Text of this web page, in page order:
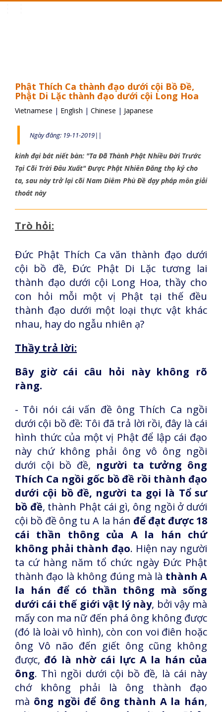
Phật Thích Ca thành đạo dưới cội Bồ Đề,
Phật Di Lặc thành đạo dưới cội Long Hoa
Vietnamese | English | Chinese | Japanese
Ngày đăng: 19-11-2019||
kinh đại bát niết bàn: "Ta Đã Thành Phật Nhiều Đời Trước
Tại Cõi Trời Đâu Xuất" Được Phật Nhiên Đăng thọ ký cho
ta, sau này trở lại cõi Nam Diêm Phù Đề dạy pháp môn giải
thoát này
Trò hỏi:
Đức Phật Thích Ca văn thành đạo dưới
cội bồ đề, Đức Phật Di Lặc tương lai
thành đạo dưới cội Long Hoa, thầy cho
con hỏi mỗi một vị Phật tại thế đều
thành đạo dưới một loại thực vật khác
nhau, hay do ngẫu nhiên ạ?
Thầy trả lời:
Bây giờ cái câu hỏi này không rõ
ràng.
- Tôi nói cái vấn đề ông Thích Ca ngồi
dưới cội bồ đề: Tôi đã trả lời rồi, đây là cái
hình thức của một vị Phật để lập cái đạo
này chứ không phải ông vô ông ngồi
dưới cội bồ đề, người ta tưởng ông
Thích Ca ngồi gốc bồ đề rồi thành đạo
dưới cội bồ đề, người ta gọi là Tổ sư
bồ đề, thành Phật cái gì, ông ngồi ở dưới
cội bồ đề ông tu A la hán để đạt được 18
cái thần thông của A la hán chứ
không phải thành đạo. Hiện nay người
ta cứ hàng năm tổ chức ngày Đức Phật
thành đạo là không đúng mà là thành A
la hán để có thần thông mà sống
dưới cái thế giới vật lý này, bởi vậy mà
mấy con ma nữ đến phá ông không được
(đó là loài vô hình), còn con voi điên hoặc
ông Vô não đến giết ông cũng không
được, đó là nhờ cái lực A la hán của
ông. Thì ngồi dưới cội bồ đề, là cái này
chớ không phải là ông thành đạo
mà ông ngồi để ông thành A la hán,